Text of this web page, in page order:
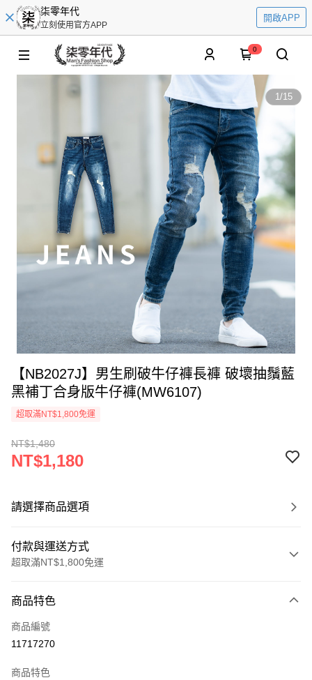
柒零年代
立刻使用官方APP
開啟APP
0
1/15
【NB2027J】男生刷破牛仔褲長褲 破壞抽鬚藍
黑補丁合身版牛仔褲(MW6107)
超取滿NT$1,800免運
NT$1,480
NT$1,180
請選擇商品選項
付款與運送方式
超取滿NT$1,800免運
信用卡一次付款
超商取貨付款
商品特色
商品編號
11717270
商品特色